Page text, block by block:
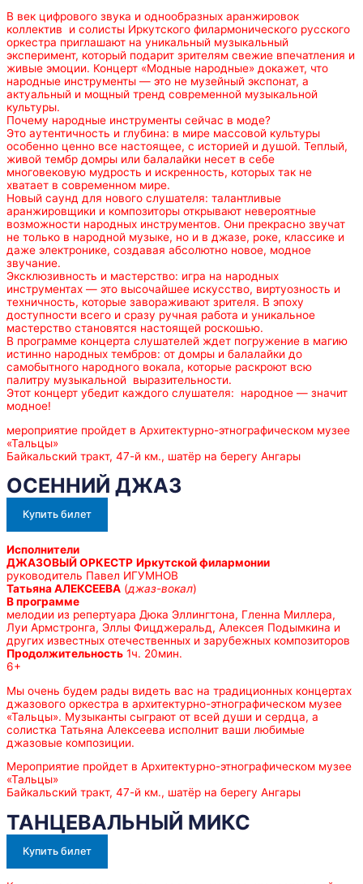
В век цифрового звука и однообразных аранжировок
коллектив и солисты Иркутского филармонического русского
оркестра приглашают на уникальный музыкальный
эксперимент, который подарит зрителям свежие впечатления и
живые эмоции. Концерт «Модные народные» докажет, что
народные инструменты — это не музейный экспонат, а
актуальный и мощный тренд современной музыкальной
культуры.
Почему народные инструменты сейчас в моде?
Это аутентичность и глубина: в мире массовой культуры
особенно ценно все настоящее, с историей и душой. Теплый,
живой тембр домры или балалайки несет в себе
многовековую мудрость и искренность, которых так не
хватает в современном мире.
Новый саунд для нового слушателя: талантливые
аранжировщики и композиторы открывают невероятные
возможности народных инструментов. Они прекрасно звучат
не только в народной музыке, но и в джазе, роке, классике и
даже электронике, создавая абсолютно новое, модное
звучание.
Эксклюзивность и мастерство: игра на народных
инструментах — это высочайшее искусство, виртуозность и
техничность, которые завораживают зрителя. В эпоху
доступности всего и сразу ручная работа и уникальное
мастерство становятся настоящей роскошью.
В программе концерта слушателей ждет погружение в магию
истинно народных тембров: от домры и балалайки до
самобытного народного вокала, которые раскроют всю
палитру музыкальной выразительности.
Этот концерт убедит каждого слушателя: народное — значит
модное!
мероприятие пройдет в Архитектурно-этнографическом музее
«Тальцы»
Байкальский тракт, 47-й км., шатёр на берегу Ангары
ОСЕННИЙ ДЖАЗ
Купить билет
Исполнители
ДЖАЗОВЫЙ ОРКЕСТР Иркутской филармонии
руководитель Павел ИГУМНОВ
Татьяна АЛЕКСЕЕВА (джаз-вокал)
В программе
мелодии из репертуара Дюка Эллингтона, Гленна Миллера,
Луи Армстронга, Эллы Фицджеральд, Алексея Подымкина и
других известных отечественных и зарубежных композиторов
Продолжительность 1ч. 20мин.
6+
Мы очень будем рады видеть вас на традиционных концертах
джазового оркестра в архитектурно-этнографическом музее
«Тальцы». Музыканты сыграют от всей души и сердца, а
солистка Татьяна Алексеева исполнит ваши любимые
джазовые композиции.
Мероприятие пройдет в Архитектурно-этнографическом музее
«Тальцы»
Байкальский тракт, 47-й км., шатёр на берегу Ангары
ТАНЦЕВАЛЬНЫЙ МИКС
Купить билет